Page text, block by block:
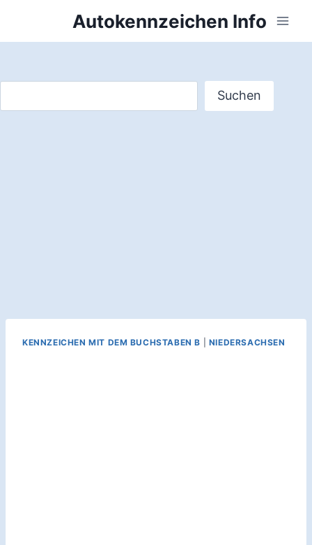
springen
Autokennzeichen Info
Suchen
KENNZEICHEN MIT DEM BUCHSTABEN B NIEDERSACHSEN